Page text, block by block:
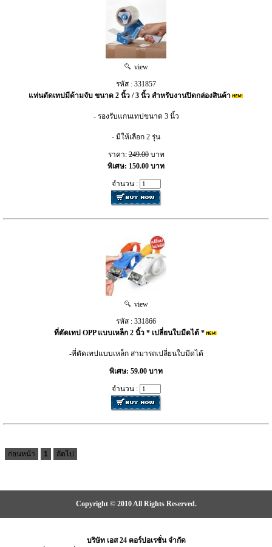
view
รหัส : 331857
แท่นตัดเทปมีด้ามจับ ขนาด 2 นิ้ว / 3 นิ้ว สำหรับงานปิดกล่องสินค้า
- รองรับแกนเทปขนาด 3 นิ้ว
- มีให้เลือก 2 รุ่น
ราคา:249.00บาท
พิเศษ: 150.00 บาท
จำนวน :
view
รหัส : 331866
ที่ตัดเทป OPP แบบเหล็ก 2 นิ้ว * เปลี่ยนใบมีดได้ *
-ที่ตัดเทปแบบเหล็ก สามารถเปลี่ยนใบมีดได้
พิเศษ: 59.00 บาท
จำนวน :
ก่อนหน้า 1 ถัดไป
Copyright © 2010 All Rights Reserved.
บริษัท เอส 24 คอร์ปอเรชั่น จำกัด